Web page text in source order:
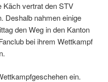
Käch vertrat den STV
Deshalb nahmen einige
den Weg in den Kanton
bei ihrem Wettkampf
ein.